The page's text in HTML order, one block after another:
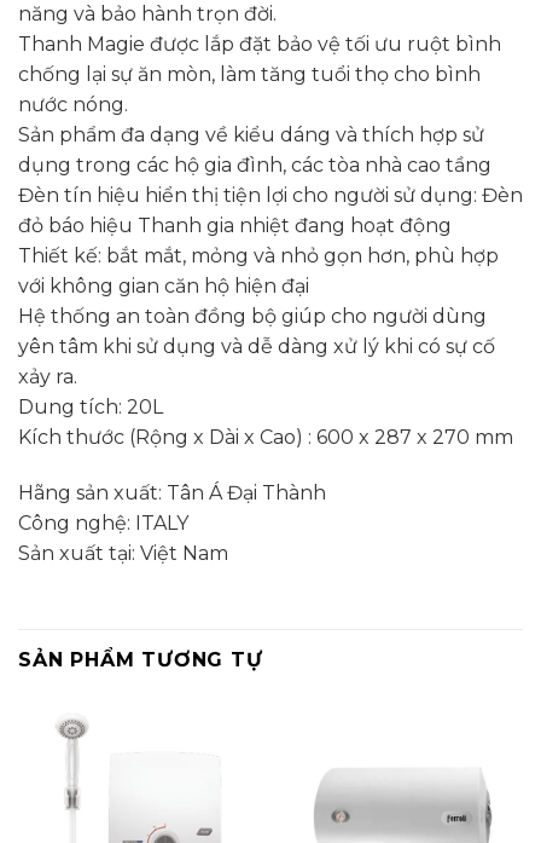
năng và bảo hành trọn đời.
Thanh Magie được lắp đặt bảo vệ tối ưu ruột bình
chống lại sự ăn mòn, làm tăng tuổi thọ cho bình
nước nóng.
Sản phẩm đa dạng về kiểu dáng và thích hợp sử
dụng trong các hộ gia đình, các tòa nhà cao tầng
Đèn tín hiệu hiển thị tiện lợi cho người sử dụng: Đèn
đỏ báo hiệu Thanh gia nhiệt đang hoạt động
Thiết kế: bắt mắt, mỏng và nhỏ gọn hơn, phù hợp
với không gian căn hộ hiện đại
Hệ thống an toàn đồng bộ giúp cho người dùng
yên tâm khi sử dụng và dễ dàng xử lý khi có sự cố
xảy ra.
Dung tích: 20L
Kích thước (Rộng x Dài x Cao) : 600 x 287 x 270 mm
Hãng sản xuất: Tân Á Đại Thành
Công nghệ: ITALY
Sản xuất tại: Việt Nam
SẢN PHẨM TƯƠNG TỰ